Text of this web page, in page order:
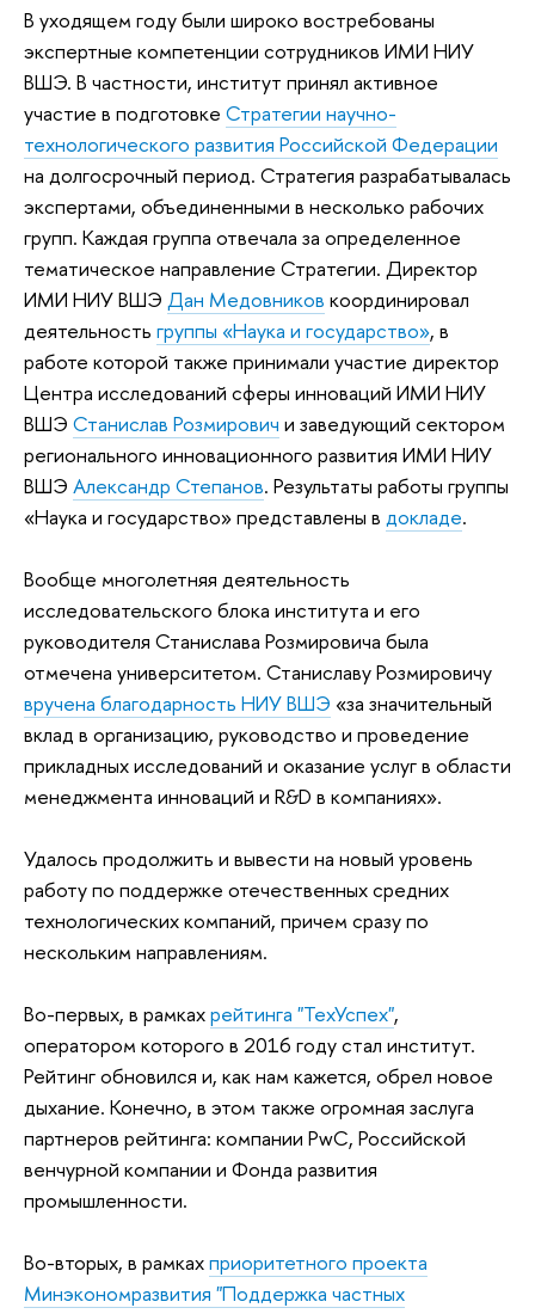
В уходящем году были широко востребованы
экспертные компетенции сотрудников ИМИ НИУ
ВШЭ. В частности, институт принял активное
участие в подготовке Стратегии научно-
технологического развития Российской Федерации
на долгосрочный период. Стратегия разрабатывалась
экспертами, объединенными в несколько рабочих
групп. Каждая группа отвечала за определенное
тематическое направление Стратегии. Директор
ИМИ НИУ ВШЭ Дан Медовников координировал
деятельность группы «Наука и государство», в
работе которой также принимали участие директор
Центра исследований сферы инноваций ИМИ НИУ
ВШЭ Станислав Розмирович и заведующий сектором
регионального инновационного развития ИМИ НИУ
ВШЭ Александр Степанов. Результаты работы группы
«Наука и государство» представлены в докладе.
Вообще многолетняя деятельность
исследовательского блока института и его
руководителя Станислава Розмировича была
отмечена университетом. Станиславу Розмировичу
вручена благодарность НИУ ВШЭ «за значительный
вклад в организацию, руководство и проведение
прикладных исследований и оказание услуг в области
менеджмента инноваций и R&D в компаниях».
Удалось продолжить и вывести на новый уровень
работу по поддержке отечественных средних
технологических компаний, причем сразу по
нескольким направлениям.
Во-первых, в рамкахрейтинга "ТехУспех",
оператором которого в 2016 году стал институт.
Рейтинг обновился и, как нам кажется, обрел новое
дыхание. Конечно, в этом также огромная заслуга
партнеров рейтинга: компании PwC, Российской
венчурной компании и Фонда развития
промышленности.
Во-вторых, в рамкахприоритетного проекта
Минэкономразвития "Поддержка частных